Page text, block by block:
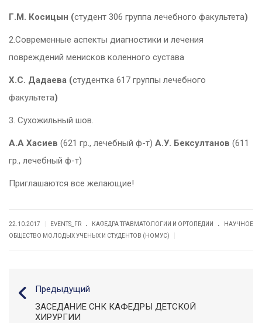
Г.М. Косицын (студент 306 группа лечебного факультета)
2.Современные аспекты диагностики и лечения
повреждений менисков коленного сустава
Х.С. Дадаева (студентка 617 группы лечебного
факультета)
3. Сухожильный шов.
А.А Хасиев (621 гр., лечебный ф-т) А.У. Бексултанов (611
гр., лечебный ф-т)
Приглашаются все желающие!
22.10.2017 EVENTS_FR . КАФЕДРА ТРАВМАТОЛОГИИ И ОРТОПЕДИИ .
НАУЧНОЕ
ОБЩЕСТВО МОЛОДЫХ УЧЕНЫХ И СТУДЕНТОВ (НОМУС)
Предыдущий
ЗАСЕДАНИЕ СНК КАФЕДРЫ ДЕТСКОЙ
ХИРУРГИИ